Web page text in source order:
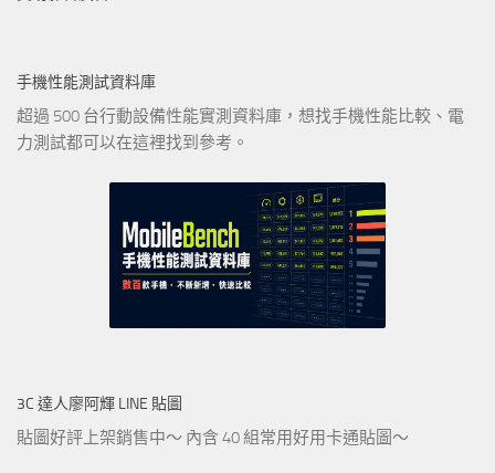
手機性能測試資料庫
超過 500 台行動設備性能實測資料庫，想找手機性能比較、電
力測試都可以在這裡找到參考。
3C 達人廖阿輝 LINE 貼圖
貼圖好評上架銷售中～ 內含 40 組常用好用卡通貼圖～